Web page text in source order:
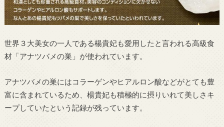
世界３大美女の一人である楊貴妃も愛用したと言われる高級食
材「アナツバメの巣」が使われています。
アナツバメの巣にはコラーゲンやヒアルロン酸などがとても豊
富に含まれているため、楊貴妃も積極的に摂りいれて美しさキ
ープしていたという記録が残っています。